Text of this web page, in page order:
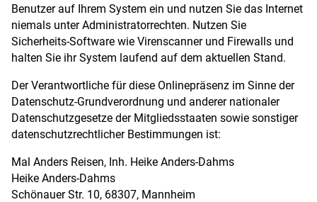
Benutzer auf Ihrem System ein und nutzen Sie das Internet
niemals unter Administratorrechten. Nutzen Sie
Sicherheits-Software wie Virenscanner und Firewalls und
halten Sie ihr System laufend auf dem aktuellen Stand.
Der Verantwortliche für diese Onlinepräsenz im Sinne der
Datenschutz-Grundverordnung und anderer nationaler
Datenschutzgesetze der Mitgliedsstaaten sowie sonstiger
datenschutzrechtlicher Bestimmungen ist:
Mal Anders Reisen, Inh. Heike Anders-Dahms
Heike Anders-Dahms
Schönauer Str. 10, 68307, Mannheim